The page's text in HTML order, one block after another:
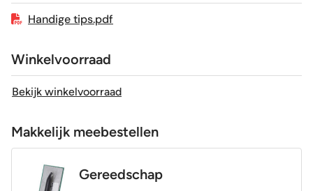
Handige tips.pdf
Winkelvoorraad
Bekijk winkelvoorraad
Makkelijk meebestellen
Gereedschap